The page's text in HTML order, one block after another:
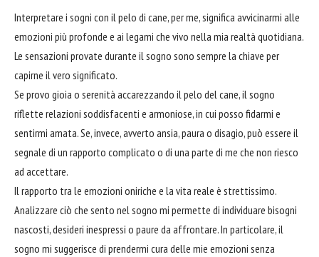
Interpretare i sogni con il pelo di cane, per me, significa avvicinarmi alle
emozioni più profonde e ai legami che vivo nella mia realtà quotidiana.
Le sensazioni provate durante il sogno sono sempre la chiave per
capirne il vero significato.
Se provo gioia o serenità accarezzando il pelo del cane, il sogno
riflette relazioni soddisfacenti e armoniose, in cui posso fidarmi e
sentirmi amata. Se, invece, avverto ansia, paura o disagio, può essere il
segnale di un rapporto complicato o di una parte di me che non riesco
ad accettare.
Il rapporto tra le emozioni oniriche e la vita reale è strettissimo.
Analizzare ciò che sento nel sogno mi permette di individuare bisogni
nascosti, desideri inespressi o paure da affrontare. In particolare, il
sogno mi suggerisce di prendermi cura delle mie emozioni senza